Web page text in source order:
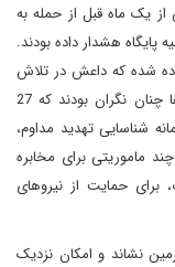
یک ماه قبل از حمله به
پایگاه هشدار داده بودند.
دسامبر هشدار داده شده که داعش در تلاش
است تا شمال شرقی پایگاه را تصرف کند. عراقی ها چنان نگران بودند که 27
شناسایی تهدید مداوم،
ماموریتی برای مخابره
برای حمایت از نیروهای
نشاند و امکان نزدیک